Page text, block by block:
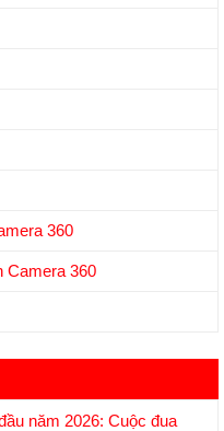
360
Camera 360
năm 2026: Cuộc đua